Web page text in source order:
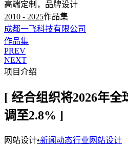
高端定制，品牌设计
2010 - 2025作品集
成都一飞科技有限公司
作品集
PREV
NEXT
项目介绍
[ 经合组织将2026年全
调至2.8% ]
网站设计•新闻动态行业网站设计